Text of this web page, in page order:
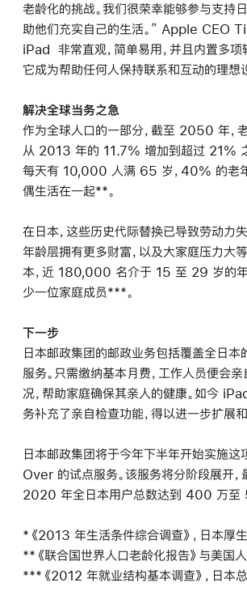
老龄化的挑战。我们很荣幸能够参与支持
助他们充实自己的生活。” Apple CEO
iPad 非常直观，简单易用，并且内置多项
它成为帮助任何人保持联系和互动的理想
解决全球当务之急
作为全球人口的一部分，截至 2050 年，
从 2013 年的 11.7% 增加到超过 21% 之
每天有 10,000 人满 65 岁，40% 的老
偶生活在一起**。
在日本，这些历史代际替换已导致劳动力
年龄层拥有更多财富，以及大家庭压力大
本，近 180,000 名介于 15 至 29 岁的
少一位家庭成员***。
下一步
日本邮政集团的邮政业务包括覆盖全日
服务。只需缴纳基本月费，工作人员便会
况，帮助家庭确保其亲人的健康。如今
务补充了亲自检查功能，得以进一步扩展和
日本邮政集团将于今年下半年开始实施
Over 的试点服务。该服务将分阶段展开，
2020 年全日本用户总数达到 400 万至
*《2013 年生活条件综合调查》，日本厚
**《联合国世界人口老龄化报告》与美国
***《2012 年就业结构基本调查》，日本